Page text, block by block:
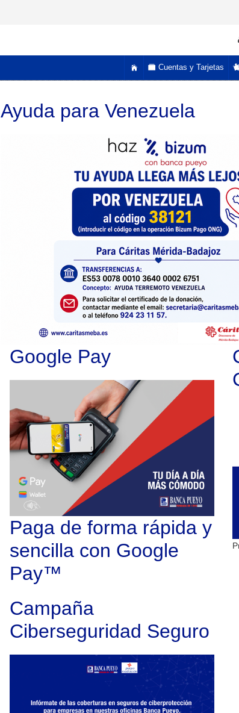
Cuentas y Tarjetas
Ayuda para Venezuela
Google Pay
Paga de forma rápida y
sencilla con Google
Pay™
Campaña
Ciberseguridad Seguro